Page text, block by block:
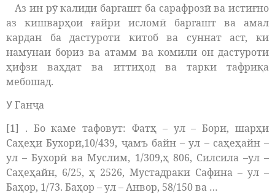
Аз ин рӯ калиди баргашт ба сарафрозӣ ва истиғно
аз кишварҳои ғайри исломӣ баргашт ва амал
кардан ба дастуроти китоб ва суннат аст, ки
намунаи бориз ва атамм ва комили он дастуроти
ҳифзи ваҳдат ва иттиҳод ва тарки тафриқа
мебошад.
У Ганҷа
[1] . Бо каме тафовут: Фатҳ – ул – Бори, шарҳи
Саҳеҳи Бухорӣ,10/439, ҷамъ байн – ул – саҳеҳайн –
ул – Бухорӣ ва Муслим, 1/309,ҳ 806, Силсила –ул –
Саҳеҳайн, 6/25, ҳ 2526, Мустадраки Сафина – ул –
Баҳор, 1/73. Баҳор – ул – Анвор, 58/150 ва …